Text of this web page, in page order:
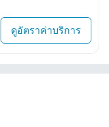
ดูอัตราค่าบริการ